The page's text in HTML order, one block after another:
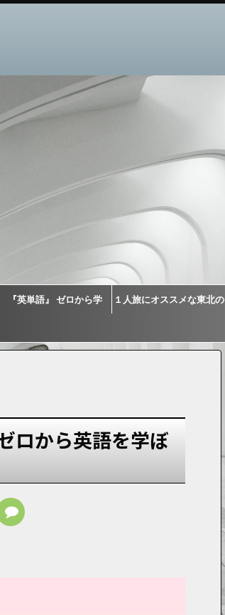
『英単語』 ゼロから学 １人旅にオススメな東北の
ロから英語を学ぼ